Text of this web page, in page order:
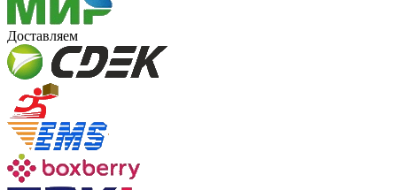
Доставляем